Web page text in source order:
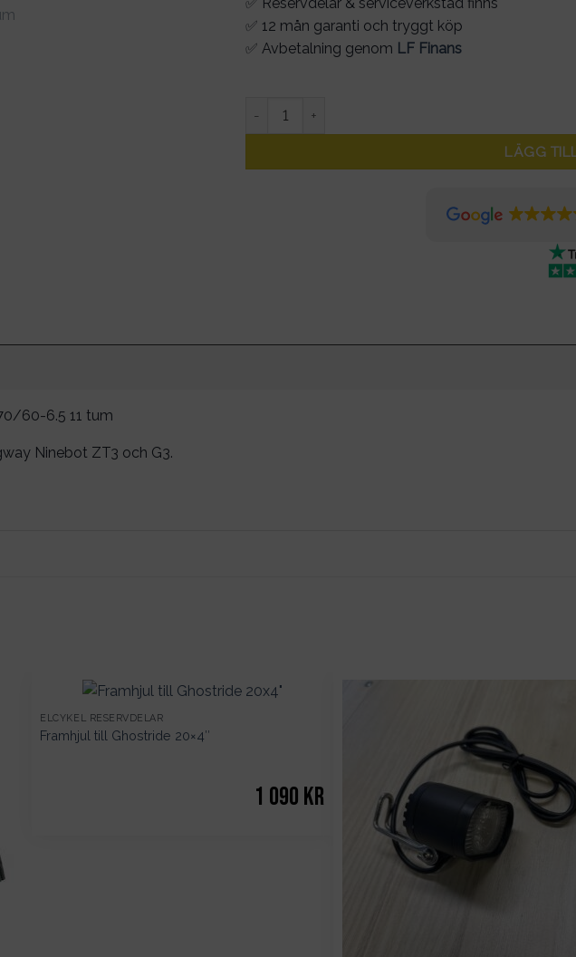
549kr.494kr.
✅ Reservdelar & serviceverkstad finns
✅ 12 mån garanti och tryggt köp
✅ Avbetalning genom LF Finans
Däck Segway Ninebot 70/60-6.5 11 tum mängd
LÄGG
60-6.5 11 tum
Ninebot ZT3 och G3.
ELCYKEL RESERVDELAR
Framhjul till Ghostride 20×4″
1 090 kr